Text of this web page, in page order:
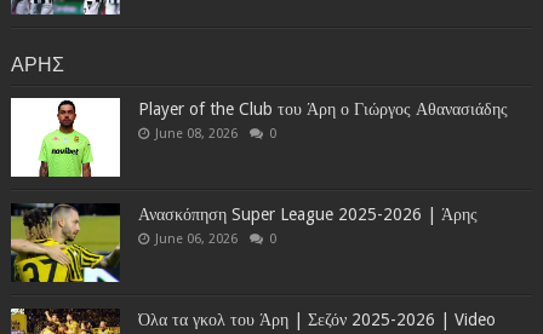
ΑΡΗΣ
Player of the Club του Άρη ο Γιώργος Αθανασιάδης
June 08, 2026 0
Ανασκόπηση Super League 2025-2026 | Άρης
June 06, 2026 0
Όλα τα γκολ του Άρη | Σεζόν 2025-2026 | Video